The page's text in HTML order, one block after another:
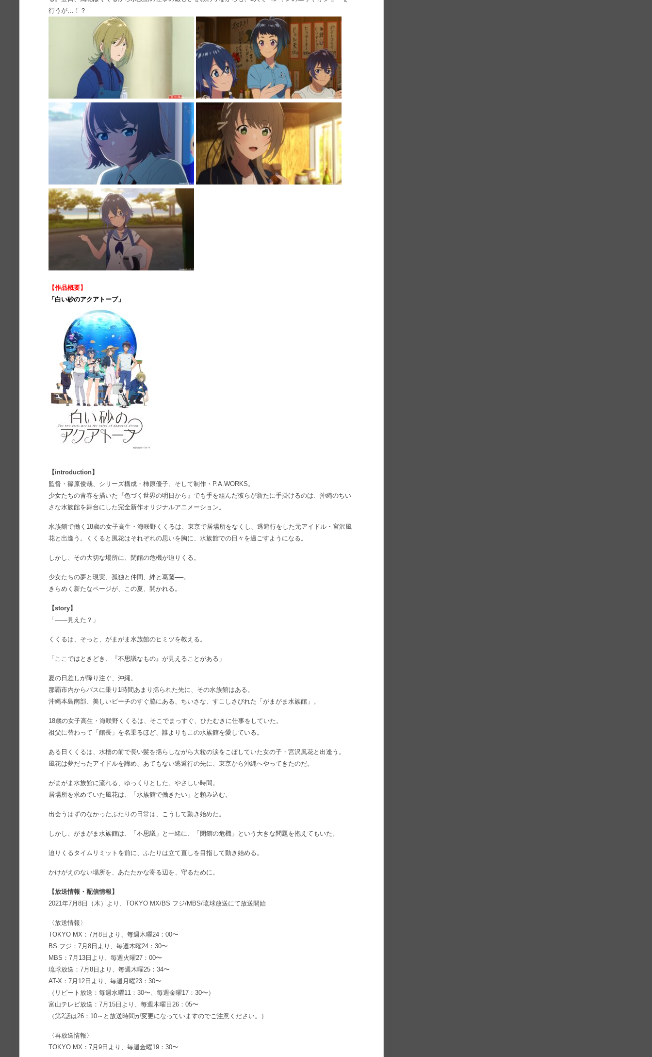
行うが…！？
【作品概要】
「白い砂のアクアトープ」
【introduction】
監督・篠原俊哉、シリーズ構成・柿原優子、そして制作・P.A.WORKS。
少女たちの青春を描いた『色づく世界の明日から』でも手を組んだ彼らが新たに手掛けるのは、沖縄のちい
さな水族館を舞台にした完全新作オリジナルアニメーション。
水族館で働く18歳の女子高生・海咲野くくるは、東京で居場所をなくし、逃避行をした元アイドル・宮沢風
花と出逢う。くくると風花はそれぞれの思いを胸に、水族館での日々を過ごすようになる。
しかし、その大切な場所に、閉館の危機が迫りくる。
少女たちの夢と現実、孤独と仲間、絆と葛藤──。
きらめく新たなページが、この夏、開かれる。
【story】
「――見えた？」
くくるは、そっと、がまがま水族館のヒミツを教える。
「ここではときどき、『不思議なもの』が見えることがある」
夏の日差しが降り注ぐ、沖縄。
那覇市内からバスに乗り1時間あまり揺られた先に、その水族館はある。
沖縄本島南部、美しいビーチのすぐ脇にある、ちいさな、すこしさびれた「がまがま水族館」。
18歳の女子高生・海咲野くくるは、そこでまっすぐ、ひたむきに仕事をしていた。
祖父に替わって「館長」を名乗るほど、誰よりもこの水族館を愛している。
ある日くくるは、水槽の前で長い髪を揺らしながら大粒の涙をこぼしていた女の子・宮沢風花と出逢う。
風花は夢だったアイドルを諦め、あてもない逃避行の先に、東京から沖縄へやってきたのだ。
がまがま水族館に流れる、ゆっくりとした、やさしい時間。
居場所を求めていた風花は、「水族館で働きたい」と頼み込む。
出会うはずのなかったふたりの日常は、こうして動き始めた。
しかし、がまがま水族館は、「不思議」と一緒に、「閉館の危機」という大きな問題を抱えてもいた。
迫りくるタイムリミットを前に、ふたりは立て直しを目指して動き始める。
かけがえのない場所を、あたたかな寄る辺を、守るために。
【放送情報・配信情報】
2021年7月8日（木）より、TOKYO MX/BS フジ/MBS/琉球放送にて放送開始
〈放送情報〉
TOKYO MX：7月8日より、毎週木曜24：00〜
BS フジ：7月8日より、毎週木曜24：30〜
MBS：7月13日より、毎週火曜27：00〜
琉球放送：7月8日より、毎週木曜25：34〜
AT-X：7月12日より、毎週月曜23：30〜
（リピート放送：毎週水曜11：30〜、毎週金曜17：30〜）
富山テレビ放送：7月15日より、毎週木曜日26：05〜
（第2話は26：10～と放送時間が変更になっていますのでご注意ください。）
〈再放送情報〉
TOKYO MX：7月9日より、毎週金曜19：30〜